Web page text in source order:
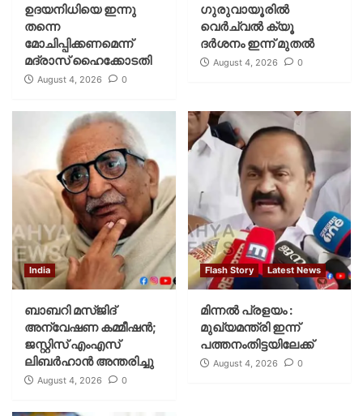
ഉദയനിധിയെ ഇന്നു
തന്നെ
മോചിപ്പിക്കണമെന്ന്
മദ്രാസ് ഹൈക്കോടതി
August 4, 2026 0
ഗുരുവായൂരില്‍
വെര്‍ച്വല്‍ ക്യൂ
ദര്‍ശനം ഇന്ന് മുതല്‍
August 4, 2026 0
India
ബാബറി മസ്ജിദ്
അന്വേഷണ കമ്മീഷന്‍;
ജസ്റ്റിസ് എംഎസ്
ലിബര്‍ഹാന്‍ അന്തരിച്ചു
August 4, 2026 0
Flash Story Latest News
മിന്നല്‍ പ്രളയം :
മുഖ്യമന്ത്രി ഇന്ന്
പത്തനംതിട്ടയിലേക്ക്
August 4, 2026 0